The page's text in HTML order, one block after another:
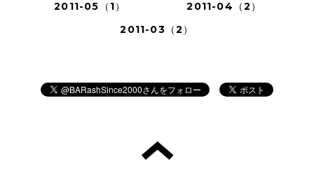
2011-05（1）
2011-04（2）
2011-03（2）